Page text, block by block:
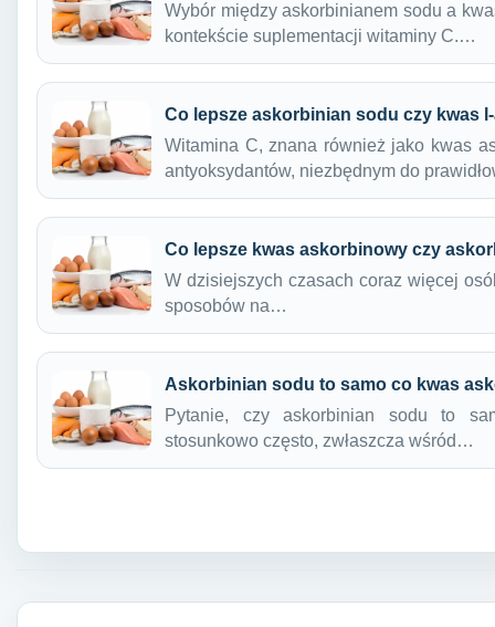
Wybór między askorbinianem sodu a
kontekście suplementacji witaminy C.…
Co lepsze askorbinian sodu czy kwas
Witamina C, znana również jako kwas
antyoksydantów, niezbędnym do
Co lepsze kwas askorbinowy czy
W dzisiejszych czasach coraz więcej
sposobów na…
Askorbinian sodu to samo co kwas
Pytanie, czy askorbinian sodu to
stosunkowo często, zwłaszcza wśród…
Nawigacja wpisu